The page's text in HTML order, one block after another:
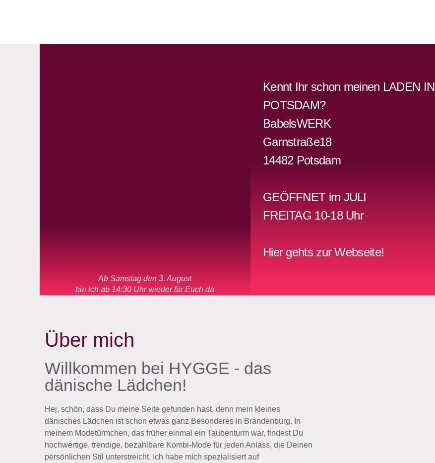
Ab Samstag den 3. August
bin ich ab 14:30 Uhr wieder für Euch da
Kennt Ihr schon meinen LADEN IN
POTSDAM?
BabelsWERK
Garnstraße18
14482 Potsdam
GEÖFFNET im JULI
FREITAG 10-18 Uhr
Hier gehts zur Webseite!
Über mich
Willkommen bei HYGGE - das
dänische Lädchen!
Hej, schön, dass Du meine Seite gefunden hast, denn mein kleines
dänisches Lädchen ist schon etwas ganz Besonderes in Brandenburg. In
meinem Modetürmchen, das früher einmal ein Taubenturm war, findest Du
hochwertige, trendige, bezahlbare Kombi-Mode für jeden Anlass, die Deinen
persönlichen Stil unterstreicht. Ich habe mich spezialisiert auf